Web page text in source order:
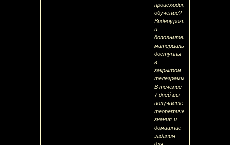
происходит
обучение?
Видеоуроки
и
дополнительные
материалы
доступны
в
закрытом
телеграмме.
В течение
7 дней вы
получаете
теоретические
знания и
домашние
задания